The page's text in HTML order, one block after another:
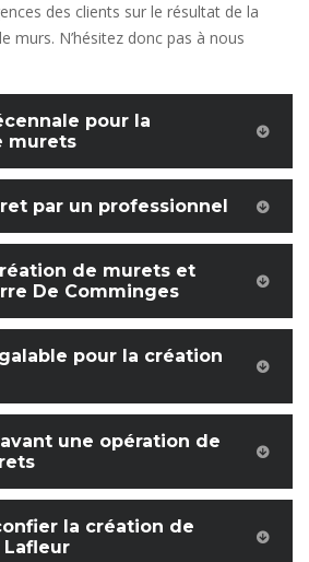
des clients sur le résultat de la
murs. N’hésitez donc pas à nous
pour la
murets
par un professionnel
de murets et
De Comminges
pour la création
une opération de
la création de